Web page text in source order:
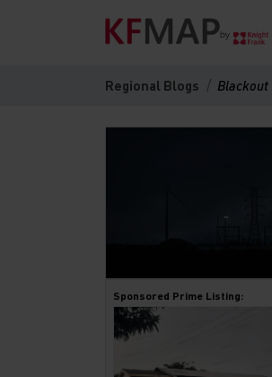
Regional Blogs Blackout
Sponsored Prime Listing: